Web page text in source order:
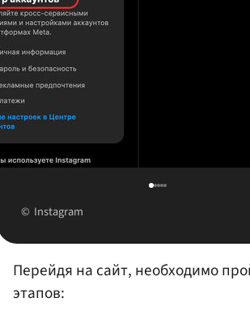
Instagram
Перейдя на сайт, необходимо
этапов: